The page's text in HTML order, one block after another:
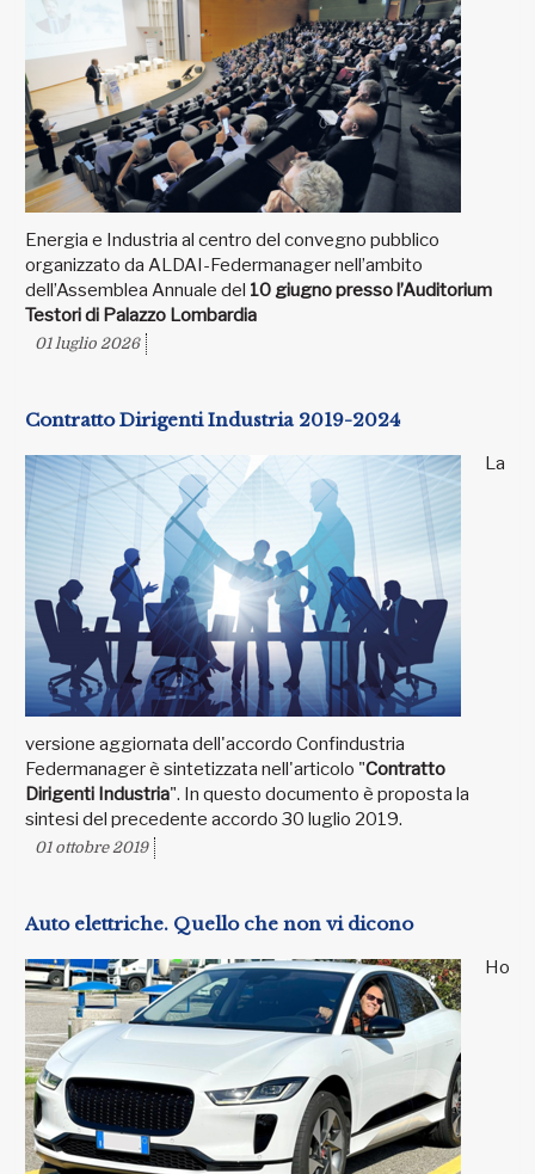
Energia e Industria al centro del convegno pubblico
organizzato da ALDAI-Federmanager nell’ambito
dell’Assemblea Annuale del 10 giugno presso l’Auditorium
Testori di Palazzo Lombardia
01 luglio 2026
Contratto Dirigenti Industria 2019-2024
La
versione aggiornata dell'accordo Confindustria
Federmanager è sintetizzata nell'articolo "Contratto
Dirigenti Industria". In questo documento è proposta la
sintesi del precedente accordo 30 luglio 2019.
01 ottobre 2019
Auto elettriche. Quello che non vi dicono
Ho